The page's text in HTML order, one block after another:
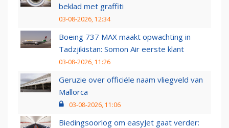
beklad met graffiti
03-08-2026, 12:34
Boeing 737 MAX maakt opwachting in
Tadzjikistan: Somon Air eerste klant
03-08-2026, 11:26
Geruzie over officiële naam vliegveld van
Mallorca
03-08-2026, 11:06
Biedingsoorlog om easyJet gaat verder: